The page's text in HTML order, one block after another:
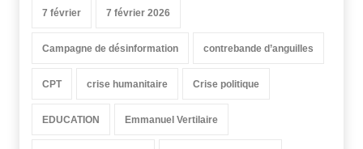
7 février 7 février 2026
Campagne de désinformation contrebande d’anguilles
CPT crise humanitaire Crise politique
EDUCATION Emmanuel Vertilaire